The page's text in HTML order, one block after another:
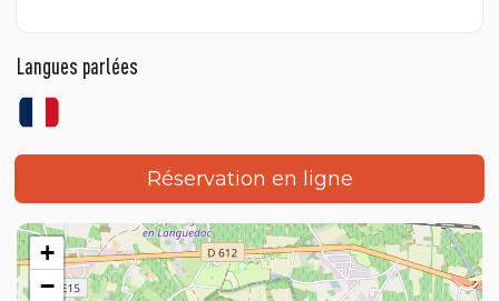
Langues parlées
Réservation en ligne
+
−